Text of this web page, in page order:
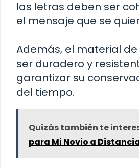
las letras deben ser
el mensaje que se
Además, el material
ser duradero y
garantizar su
del tiempo.
Quizás también te
para Mi Novio a